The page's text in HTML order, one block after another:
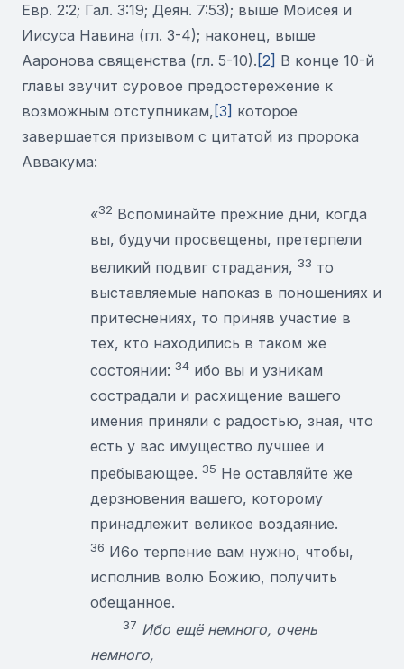
Евр. 2:2; Гал. 3:19; Деян. 7:53); выше Моисея и
Иисуса Навина (гл. 3-4); наконец, выше
Ааронова священства (гл. 5-10). [2] В конце 10-й
главы звучит суровое предостережение к
возможным отступникам, [3] которое
завершается призывом с цитатой из пророка
Аввакума:
«32 Вспоминайте прежние дни, когда
вы, будучи просвещены, претерпели
великий подвиг страдания, 33 то
выставляемые напоказ в поношениях и
притеснениях, то приняв участие в
тех, кто находились в таком же
состоянии: 34ибо вы и узникам
сострадали и расхищение вашего
имения приняли с радостью, зная, что
есть у вас имущество лучшее и
пребывающее. 35 Не оставляйте же
дерзновения вашего, которому
принадлежит великое воздаяние.
36 И6о терпение вам нужно, чтобы,
исполнив волю Божию, получить
обещанное.
37 Ибо ещё немного, очень
немного,